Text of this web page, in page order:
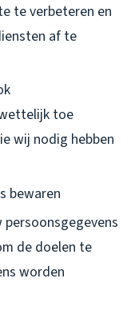
te verbeteren en
af te
toe
wij nodig hebben
bewaren
persoonsgegevens
de doelen te
worden